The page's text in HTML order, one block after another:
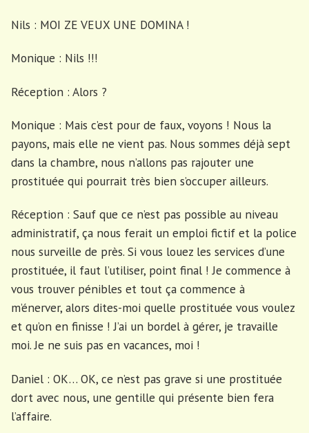
Nils : MOI ZE VEUX UNE DOMINA !
Monique : Nils !!!
Réception : Alors ?
Monique : Mais c’est pour de faux, voyons ! Nous la
payons, mais elle ne vient pas. Nous sommes déjà sept
dans la chambre, nous n’allons pas rajouter une
prostituée qui pourrait très bien s’occuper ailleurs.
Réception : Sauf que ce n’est pas possible au niveau
administratif, ça nous ferait un emploi fictif et la police
nous surveille de près. Si vous louez les services d’une
prostituée, il faut l’utiliser, point final ! Je commence à
vous trouver pénibles et tout ça commence à
m’énerver, alors dites-moi quelle prostituée vous voulez
et qu’on en finisse ! J’ai un bordel à gérer, je travaille
moi. Je ne suis pas en vacances, moi !
Daniel : OK… OK, ce n’est pas grave si une prostituée
dort avec nous, une gentille qui présente bien fera
l’affaire.